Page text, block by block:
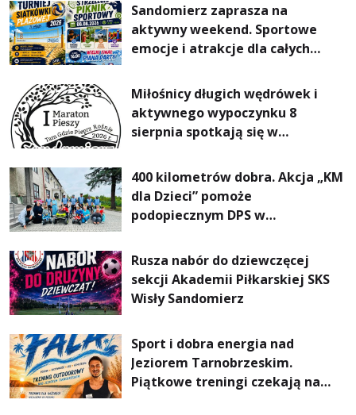
Sandomierz zaprasza na
aktywny weekend. Sportowe
emocje i atrakcje dla całych
Miłośnicy długich wędrówek i
aktywnego wypoczynku 8
sierpnia spotkają się w
Pieszym „Tam Gdzie Pieprz
Rośnie”
400 kilometrów dobra. Akcja „KM
dla Dzieci” pomoże
podopiecznym DPS w
Rusza nabór do dziewczęcej
sekcji Akademii Piłkarskiej SKS
Wisły Sandomierz
Sport i dobra energia nad
Jeziorem Tarnobrzeskim.
Piątkowe treningi czekają na